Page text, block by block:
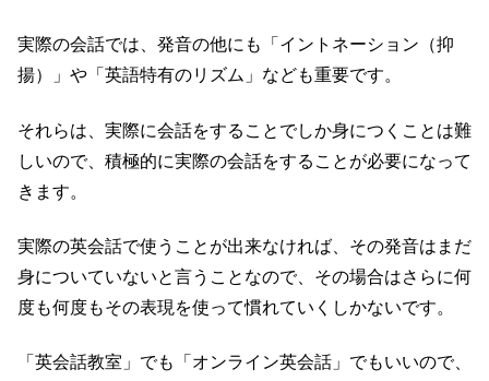
実際の会話では、発音の他にも「イントネーション（抑
揚）」や「英語特有のリズム」なども重要です。
それらは、実際に会話をすることでしか身につくことは難
しいので、積極的に実際の会話をすることが必要になって
きます。
実際の英会話で使うことが出来なければ、その発音はまだ
身についていないと言うことなので、その場合はさらに何
度も何度もその表現を使って慣れていくしかないです。
「英会話教室」でも「オンライン英会話」でもいいので、